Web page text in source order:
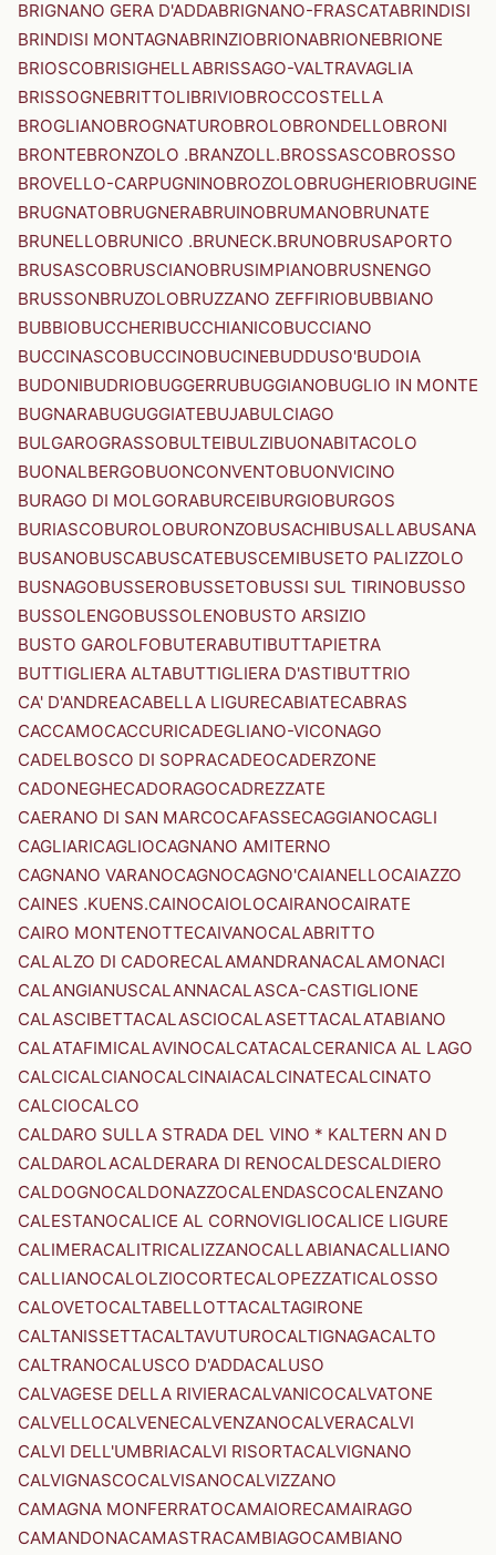
BRIGNANO GERA D'ADDABRIGNANO-FRASCATABRINDISI
BRINDISI MONTAGNABRINZIOBRIONABRIONEBRIONE
BRIOSCOBRISIGHELLABRISSAGO-VALTRAVAGLIA
BRISSOGNEBRITTOLIBRIVIOBROCCOSTELLA
BROGLIANOBROGNATUROBROLOBRONDELLOBRONI
BRONTEBRONZOLO .BRANZOLL.BROSSASCOBROSSO
BROVELLO-CARPUGNINOBROZOLOBRUGHERIOBRUGINE
BRUGNATOBRUGNERABRUINOBRUMANOBRUNATE
BRUNELLOBRUNICO .BRUNECK.BRUNOBRUSAPORTO
BRUSASCOBRUSCIANOBRUSIMPIANOBRUSNENGO
BRUSSONBRUZOLOBRUZZANO ZEFFIRIOBUBBIANO
BUBBIOBUCCHERIBUCCHIANICOBUCCIANO
BUCCINASCOBUCCINOBUCINEBUDDUSO'BUDOIA
BUDONIBUDRIOBUGGERRUBUGGIANOBUGLIO IN MONTE
BUGNARABUGUGGIATEBUJABULCIAGO
BULGAROGRASSOBULTEIBULZIBUONABITACOLO
BUONALBERGOBUONCONVENTOBUONVICINO
BURAGO DI MOLGORABURCEIBURGIOBURGOS
BURIASCOBUROLOBURONZOBUSACHIBUSALLABUSANA
BUSANOBUSCABUSCATEBUSCEMIBUSETO PALIZZOLO
BUSNAGOBUSSEROBUSSETOBUSSI SUL TIRINOBUSSO
BUSSOLENGOBUSSOLENOBUSTO ARSIZIO
BUSTO GAROLFOBUTERABUTIBUTTAPIETRA
BUTTIGLIERA ALTABUTTIGLIERA D'ASTIBUTTRIO
CA' D'ANDREACABELLA LIGURECABIATECABRAS
CACCAMOCACCURICADEGLIANO-VICONAGO
CADELBOSCO DI SOPRACADEOCADERZONE
CADONEGHECADORAGOCADREZZATE
CAERANO DI SAN MARCOCAFASSECAGGIANOCAGLI
CAGLIARICAGLIOCAGNANO AMITERNO
CAGNANO VARANOCAGNOCAGNO'CAIANELLOCAIAZZO
CAINES .KUENS.CAINOCAIOLOCAIRANOCAIRATE
CAIRO MONTENOTTECAIVANOCALABRITTO
CALALZO DI CADORECALAMANDRANACALAMONACI
CALANGIANUSCALANNACALASCA-CASTIGLIONE
CALASCIBETTACALASCIOCALASETTACALATABIANO
CALATAFIMICALAVINOCALCATACALCERANICA AL LAGO
CALCICALCIANOCALCINAIACALCINATECALCINATO
CALCIOCALCO
CALDARO SULLA STRADA DEL VINO * KALTERN AN D
CALDAROLACALDERARA DI RENOCALDESCALDIERO
CALDOGNOCALDONAZZOCALENDASCOCALENZANO
CALESTANOCALICE AL CORNOVIGLIOCALICE LIGURE
CALIMERACALITRICALIZZANOCALLABIANACALLIANO
CALLIANOCALOLZIOCORTECALOPEZZATICALOSSO
CALOVETOCALTABELLOTTACALTAGIRONE
CALTANISSETTACALTAVUTUROCALTIGNAGACALTO
CALTRANOCALUSCO D'ADDACALUSO
CALVAGESE DELLA RIVIERACALVANICOCALVATONE
CALVELLOCALVENECALVENZANOCALVERACALVI
CALVI DELL'UMBRIACALVI RISORTACALVIGNANO
CALVIGNASCOCALVISANOCALVIZZANO
CAMAGNA MONFERRATOCAMAIORECAMAIRAGO
CAMANDONACAMASTRACAMBIAGOCAMBIANO